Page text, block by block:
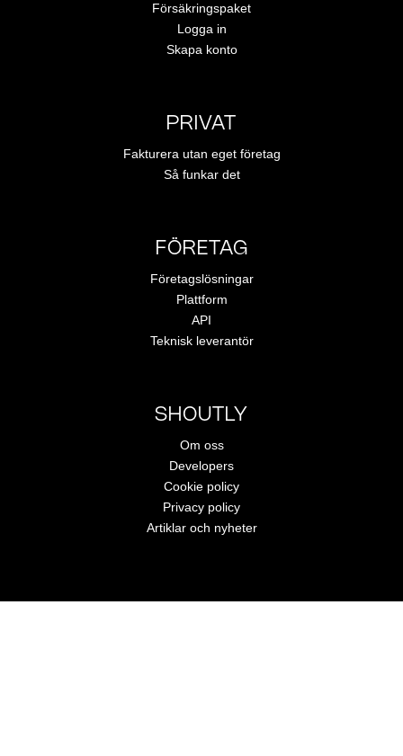
PRIVAT
Fakturera utan eget företag
Så funkar det
FÖRETAG
Företagslösningar
Plattform
API
Teknisk leverantör
SHOUTLY
Om oss
Developers
Cookie policy
Privacy policy
Artiklar och nyheter
Försäkringspaket
Logga in
Skapa konto